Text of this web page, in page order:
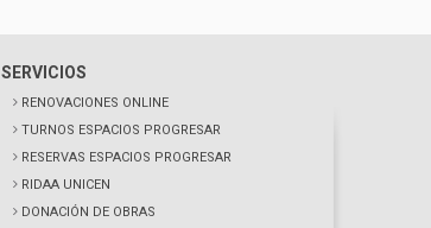
SERVICIOS
RENOVACIONES ONLINE
TURNOS ESPACIOS PROGRESAR
RESERVAS ESPACIOS PROGRESAR
RIDAA UNICEN
DONACIÓN DE OBRAS